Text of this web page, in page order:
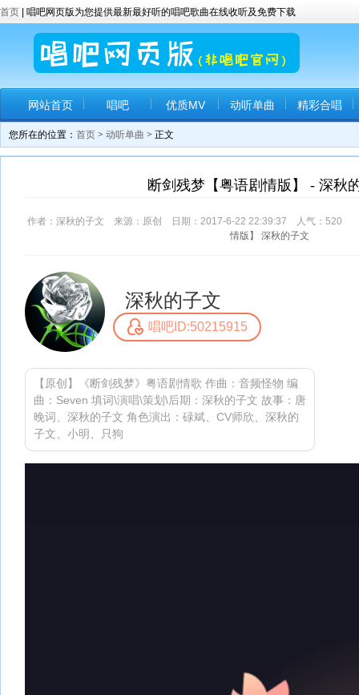
首页 | 唱吧网页版为您提供最新最好听的唱吧歌曲在线收听及免费下载
网站首页 唱吧 优质MV 动听单曲 精彩合唱
您所在的位置： 首页 > 动听单曲 > 正文
断剑残梦【粤语剧情版】 - 深秋
作者：深秋的子文 来源：原创 日期：2017-6-22 22:39:37 人气： 520
情版】
深秋的子文
深秋的子文
唱吧ID:50215915
【原创】《断剑残梦》粤语剧情歌 作曲：音频怪物 编
曲：Seven 填词\演唱\策划\后期：深秋的子文 故事：唐
晚词、深秋的子文 角色演出：碌斌、CV师欣、深秋的
子文、小明、只狗